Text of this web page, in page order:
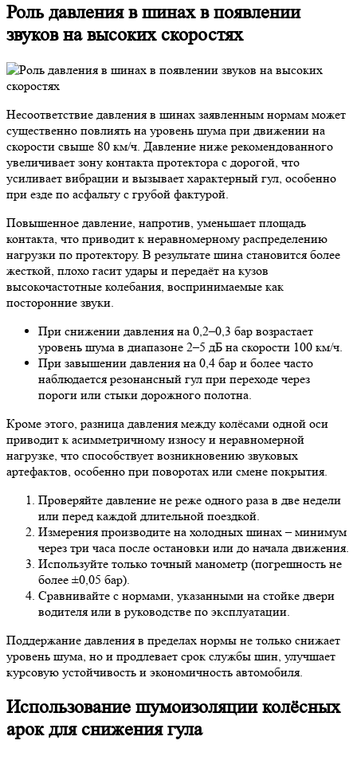
Роль давления в шинах в появлении
звуков на высоких скоростях
Несоответствие давления в шинах заявленным нормам может
существенно повлиять на уровень шума при движении на
скорости свыше 80 км/ч. Давление ниже рекомендованного
увеличивает зону контакта протектора с дорогой, что
усиливает вибрации и вызывает характерный гул, особенно
при езде по асфальту с грубой фактурой.
Повышенное давление, напротив, уменьшает площадь
контакта, что приводит к неравномерному распределению
нагрузки по протектору. В результате шина становится более
жесткой, плохо гасит удары и передаёт на кузов
высокочастотные колебания, воспринимаемые как
посторонние звуки.
При снижении давления на 0,2–0,3 бар возрастает
уровень шума в диапазоне 2–5 дБ на скорости 100 км/ч.
При завышении давления на 0,4 бар и более часто
наблюдается резонансный гул при переходе через
пороги или стыки дорожного полотна.
Кроме этого, разница давления между колёсами одной оси
приводит к асимметричному износу и неравномерной
нагрузке, что способствует возникновению звуковых
артефактов, особенно при поворотах или смене покрытия.
Проверяйте давление не реже одного раза в две недели
или перед каждой длительной поездкой.
Измерения производите на холодных шинах – минимум
через три часа после остановки или до начала движения.
Используйте только точный манометр (погрешность не
более ±0,05 бар).
Сравнивайте с нормами, указанными на стойке двери
водителя или в руководстве по эксплуатации.
Поддержание давления в пределах нормы не только снижает
уровень шума, но и продлевает срок службы шин, улучшает
курсовую устойчивость и экономичность автомобиля.
Использование шумоизоляции колёсных
арок для снижения гула